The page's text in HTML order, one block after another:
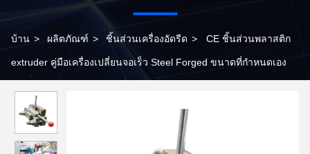
บ้าน > ผลิตภัณฑ์ > ชิ้นส่วนเครื่องอัดรีด > CE ชิ้นส่วนพลาสติก
extruder คู่มือเครื่องเปลี่ยนจอเร็ว Steel Forged ขนาดที่กําหนดเอง